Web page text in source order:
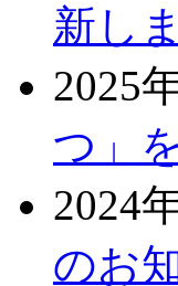
新し
2025
つ」
2024
のお